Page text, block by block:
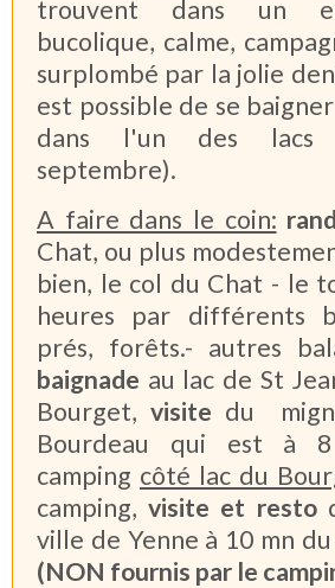
trouvent dans un
bucolique, calme,
surplombé par la jolie
est possible de se
dans l'un des lacs
septembre).
A faire dans le coin:
Chat, ou plus
bien, le col du Chat - le
heures par différents
prés, forêts.- autres
baignade au lac de St
Bourget, visite du
Bourdeau qui est à
camping côté lac du
camping,visite et resto
ville de Yenne à 10 mn
(NON fournis par le